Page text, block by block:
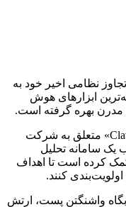
نظامی اخیر خود به
ابزارهای هوش
مدرن بهره گرفته است.
این فناوری که مدل هوش مصنوعی «Claude» متعلق به شرکت
یک سامانه تحلیل
کرده است تا اهداف
کنند.
واشنگتن پست، ارتش